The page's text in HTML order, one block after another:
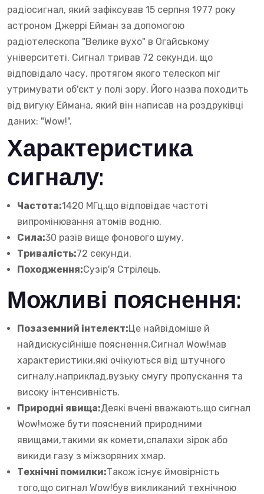
радіосигнал, який зафіксував 15 серпня 1977 року
астроном Джеррі Ейман за допомогою
радіотелескопа "Велике вухо" в Огайському
університеті. Сигнал тривав 72 секунди, що
відповідало часу, протягом якого телескоп міг
утримувати об'єкт у полі зору. Його назва походить
від вигуку Еймана, який він написав на роздруківці
даних: "Wow!".
Характеристика
сигналу:
Частота:1420 МГц,що відповідає частоті
випромінювання атомів водню.
Сила:30 разів вище фонового шуму.
Тривалість:72 секунди.
Походження:Сузір'я Стрілець.
Можливі пояснення:
Позаземний інтелект:Це найвідоміше й
найдискусійніше пояснення.Сигнал Wow!мав
характеристики,які очікуються від штучного
сигналу,наприклад,вузьку смугу пропускання та
високу інтенсивність.
Природні явища:Деякі вчені вважають,що сигнал
Wow!може бути пояснений природними
явищами,такими як комети,спалахи зірок або
викиди газу з міжзоряних хмар.
Технічні помилки:Також існує ймовірність
того,що сигнал Wow!був викликаний технічною